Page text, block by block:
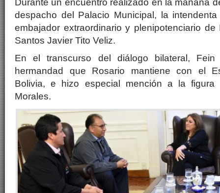
Durante un encuentro realizado en la mañana
despacho del Palacio Municipal, la
embajador extraordinario y plenipotenciario
Santos Javier Tito Veliz.
En el transcurso del diálogo bilateral,
hermandad que Rosario mantiene con el
Bolivia, e hizo especial mención a la
Morales.